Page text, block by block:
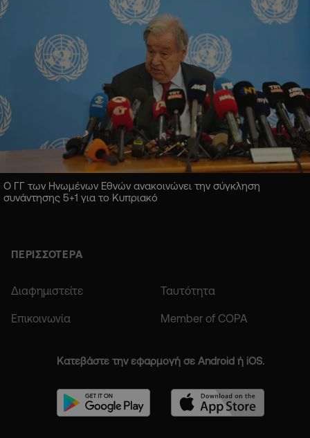
Ο ΓΓ των Ηνωμένων Εθνών ανακοινώνει την σύγκληση
συνάντησης 5+1 για το Κυπριακό
ΠΕΡΙΣΣΟΤΕΡΑ
Διαφημιστείτε Ταυτότητα
Επικοινωνία Member of COPA
Κατεβάστε την εφαρμογή σε Android ή iOS.